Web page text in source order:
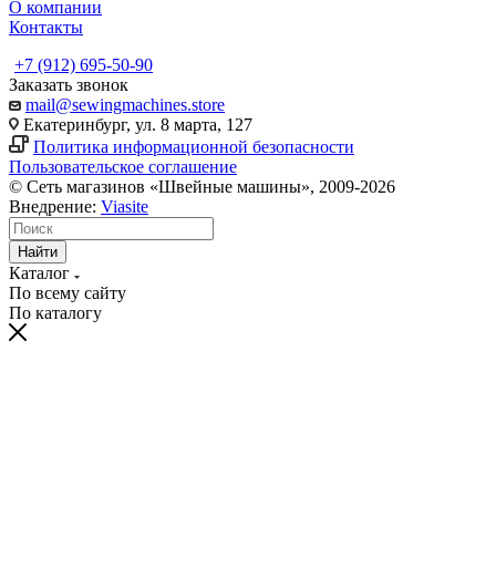
О компании
Контакты
+7 (912) 695-50-90
Заказать звонок
mail@sewingmachines.store
Екатеринбург, ул. 8 марта, 127
Политика информационной безопасности
Пользовательское соглашение
© Сеть магазинов «Швейные машины», 2009-2026
Внедрение: Viasite
Найти
Каталог
По всему сайту
По каталогу